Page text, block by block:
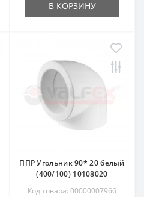
В КОРЗИНУ
ППР Угольник 90* 20 белый
(400/100) 10108020
Код товара: 00000007966